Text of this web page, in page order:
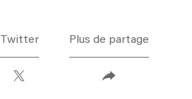
Twitter Plus de partage